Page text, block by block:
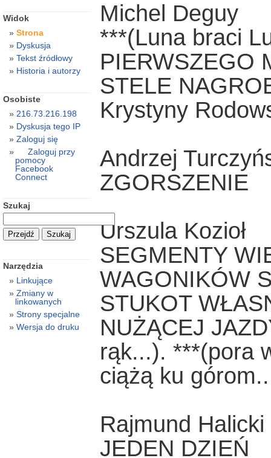
Michel Deguy
***(Luna braci
PIERWSZEGO
STELE
Krystyny
Andrzej
ZGORSZENIE
Urszula Kozioł
SEGMENTY
WAGONIKÓW
STUKOT
NUŻĄCEJ
rąk...). ***(pora
ciążą ku
Rajmund Halicki
JEDEN DZIEŃ
Widok
Strona
Dyskusja
Tekst źródłowy
Historia i autorzy
Osobiste
216.73.216.198
Dyskusja tego IP
Zaloguj się
Zaloguj przy
pomocy
Facebook
Connect
Szukaj
Narzędzia
Linkujące
Zmiany w
linkowanych
Strony specjalne
Wersja do druku